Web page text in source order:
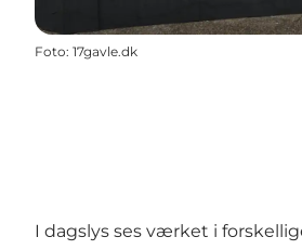
Foto: 17gavle.dk
I dagslys ses værket i